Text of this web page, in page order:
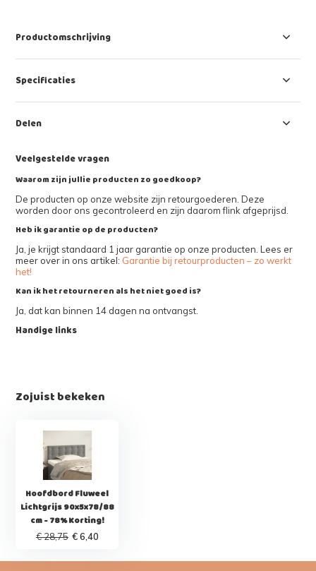
Productomschrijving
Specificaties
Delen
Veelgestelde vragen
Waarom zijn jullie producten zo goedkoop?
De producten op onze website zijn retourgoederen. Deze
worden door ons gecontroleerd en zijn daarom flink afgeprijsd.
Heb ik garantie op de producten?
Ja, je krijgt standaard 1 jaar garantie op onze producten. Lees er
meer over in ons artikel: Garantie bij retourproducten – zo werkt
het!
Kan ik het retourneren als het niet goed is?
Ja, dat kan binnen 14 dagen na ontvangst.
Handige links
Zojuist bekeken
Hoofdbord Fluweel
Lichtgrijs 90x5x78/88
cm - 78% Korting!
€ 28,75 € 6,40